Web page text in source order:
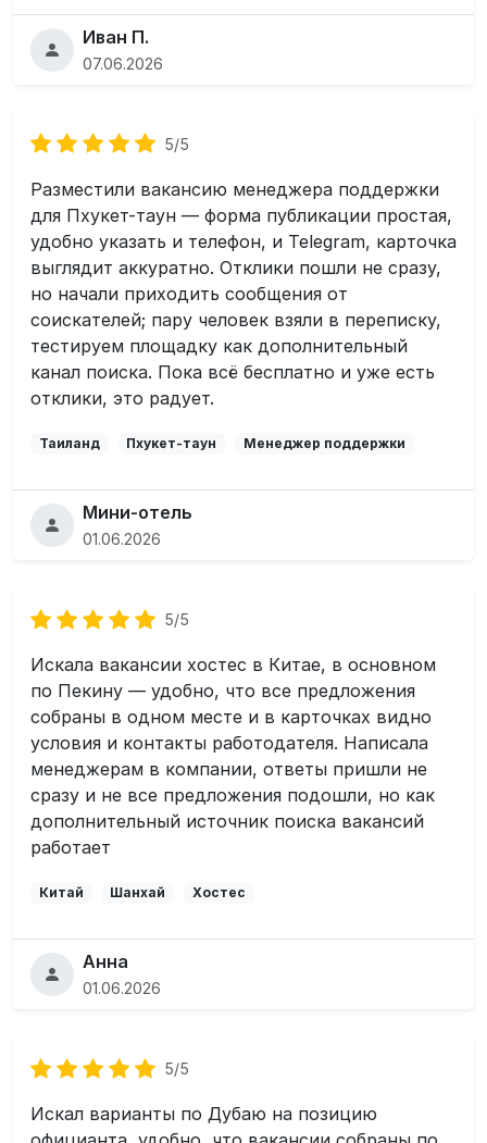
Иван П.
07.06.2026
5/5
Разместили вакансию менеджера поддержки
для Пхукет-таун — форма публикации простая,
удобно указать и телефон, и Telegram, карточка
выглядит аккуратно. Отклики пошли не сразу,
но начали приходить сообщения от
соискателей; пару человек взяли в переписку,
тестируем площадку как дополнительный
канал поиска. Пока всё бесплатно и уже есть
отклики, это радует.
Таиланд Пхукет-таун Менеджер поддержки
Мини-отель
01.06.2026
5/5
Искала вакансии хостес в Китае, в основном
по Пекину — удобно, что все предложения
собраны в одном месте и в карточках видно
условия и контакты работодателя. Написала
менеджерам в компании, ответы пришли не
сразу и не все предложения подошли, но как
дополнительный источник поиска вакансий
работает
Китай Шанхай Хостес
Анна
01.06.2026
5/5
Искал варианты по Дубаю на позицию